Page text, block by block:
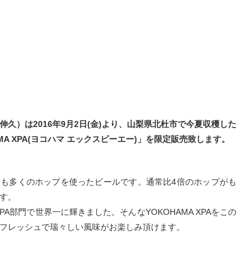
）は2016年9月2日(金)より、山梨県北杜市で今夏収穫した
XPA(ヨコハマ エックスピーエー)」を限定販売致します。
多くのホップを使ったビールです。通常比4倍のホップがも
。
部門で世界一に輝きました。そんなYOKOHAMA XPAをこの
ッシュで瑞々しい風味がお楽しみ頂けます。